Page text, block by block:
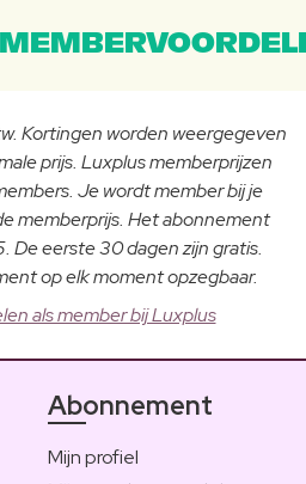
Kortingen worden weergegeven
prijs. Luxplus memberprijzen
Je wordt member bij je
memberprijs. Het abonnement
De eerste 30 dagen zijn gratis.
op elk moment opzegbaar.
als member bij Luxplus
Abonnement
Mijn profiel